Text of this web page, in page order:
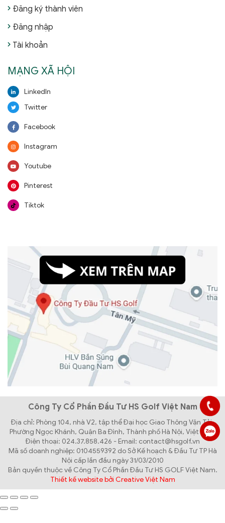
Đăng ký thành viên
Đăng nhập
Tài khoản
MẠNG XÃ HỘI
LinkedIn
Twitter
Facebook
Instagram
Youtube
Pinterest
Tiktok
Công Ty Cổ Phần Đầu Tư HS Golf Việt Nam
Địa chỉ: Phòng 104, nhà V2, tập thể Đại học Giao Thông Vận Tải,
Phường Ngọc Khánh, Quận Ba Đình, Thành phố Hà Nội, Việt Nam
Điện thoại: 024.37.858.426 - Email: contact@hsgolf.vn
Mã số doanh nghiệp: 0104559392 do Sở Kế hoạch & Đầu Tư TP Hà
Nội cấp lần đầu ngày 31/03/2010
Bản quyền thuộc về Công Ty Cổ Phần Đầu Tư HS GOLF Việt Nam.
Thiết kế website bởi Creative Việt Nam